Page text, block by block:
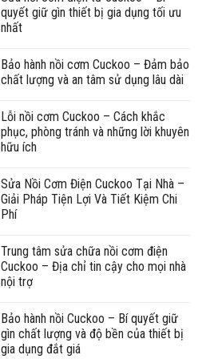
quyết giữ gìn thiết bị gia dụng tối ưu
nhất
Bảo hành nồi cơm Cuckoo – Đảm bảo
chất lượng và an tâm sử dụng lâu dài
Lỗi nồi cơm Cuckoo – Cách khắc
phục, phòng tránh và những lời khuyên
hữu ích
Sửa Nồi Cơm Điện Cuckoo Tại Nhà –
Giải Pháp Tiện Lợi Và Tiết Kiệm Chi
Phí
Trung tâm sửa chữa nồi cơm điện
Cuckoo – Địa chỉ tin cậy cho mọi nhà
nội trợ
Bảo hành nồi Cuckoo – Bí quyết giữ
gìn chất lượng và độ bền của thiết bị
gia dụng đắt giá